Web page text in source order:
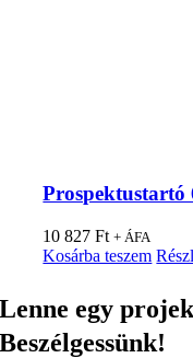
Prospektustartó
10 827Ft + ÁFA
Kosárba teszem
Lenne egy
Beszélgessünk!